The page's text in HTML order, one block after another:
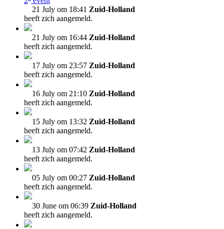
21 July om 18:41 Zuid-Holland
heeft zich aangemeld.
21 July om 16:44 Zuid-Holland
heeft zich aangemeld.
17 July om 23:57 Zuid-Holland
heeft zich aangemeld.
16 July om 21:10 Zuid-Holland
heeft zich aangemeld.
15 July om 13:32 Zuid-Holland
heeft zich aangemeld.
13 July om 07:42 Zuid-Holland
heeft zich aangemeld.
05 July om 00:27 Zuid-Holland
heeft zich aangemeld.
30 June om 06:39 Zuid-Holland
heeft zich aangemeld.